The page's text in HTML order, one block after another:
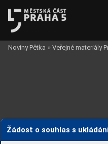
Žádost o souhlas s
Noviny Pětka » Veřejné materiály